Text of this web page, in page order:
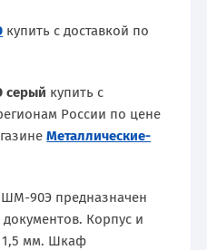
купить с доставкой по
купить с
России по цене
Металлические-
90Э предназначен
Корпус и
мм. Шкаф